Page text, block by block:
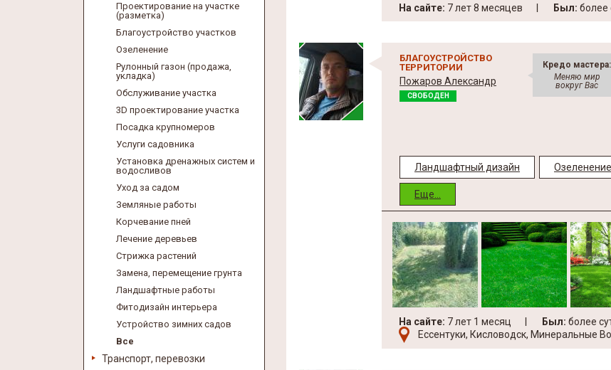
Проектирование на участке
(разметка)
Благоустройство участков
Озеленение
Рулонный газон (продажа,
укладка)
Обслуживание участка
3D проектирование участка
Посадка крупномеров
Услуги садовника
Установка дренажных систем и
водосливов
Уход за садом
Земляные работы
Корчевание пней
Лечение деревьев
Стрижка растений
Замена, перемещение грунта
Ландшафтные работы
Фитодизайн интерьера
Устройство зимних садов
Все
Транспорт, перевозки
На сайте: 7 лет 8 месяцев Был: более
БЛАГОУСТРОЙСТВО
ТЕРРИТОРИИ
Пожаров Александр
СВОБОДЕН
Кредо мастера:
Меняю мир
вокруг Вас
Ландшафтный дизайн Озеленение
Еще...
На сайте: 7 лет 1 месяц Был: более
Ессентуки, Кисловодск, Минеральные